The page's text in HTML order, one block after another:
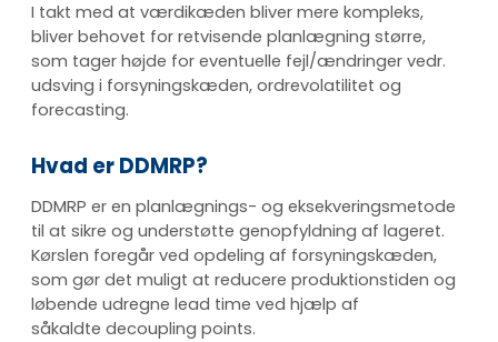
I takt med at værdikæden bliver mere kompleks,
bliver behovet for retvisende planlægning større,
som tager højde for eventuelle fejl/ændringer vedr.
udsving i forsyningskæden, ordrevolatilitet og
forecasting.
Hvad er DDMRP?
DDMRP er en planlægnings- og eksekveringsmetode
til at sikre og understøtte genopfyldning af lageret.
Kørslen foregår ved opdeling af forsyningskæden,
som gør det muligt at reducere produktionstiden og
løbende udregne lead time ved hjælp af
såkaldte decoupling points.